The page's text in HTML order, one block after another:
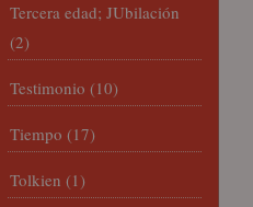
Tercera edad; JUbilación
(2)
Testimonio (10)
Tiempo (17)
Tolkien (1)